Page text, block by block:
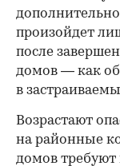
произойдет
после
домов — как
в
Возрастают
на районные
домов